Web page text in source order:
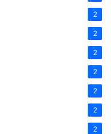
2
2
2
2
2
2
2